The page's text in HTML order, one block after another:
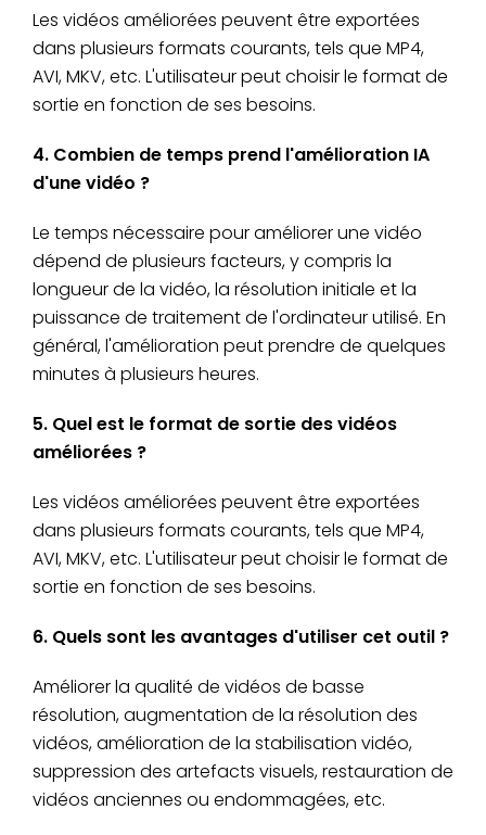
Les vidéos améliorées peuvent être exportées
dans plusieurs formats courants, tels que MP4,
AVI, MKV, etc. L'utilisateur peut choisir le format de
sortie en fonction de ses besoins.
4. Combien de temps prend l'amélioration IA
d'une vidéo ?
Le temps nécessaire pour améliorer une vidéo
dépend de plusieurs facteurs, y compris la
longueur de la vidéo, la résolution initiale et la
puissance de traitement de l'ordinateur utilisé. En
général, l'amélioration peut prendre de quelques
minutes à plusieurs heures.
5. Quel est le format de sortie des vidéos
améliorées ?
Les vidéos améliorées peuvent être exportées
dans plusieurs formats courants, tels que MP4,
AVI, MKV, etc. L'utilisateur peut choisir le format de
sortie en fonction de ses besoins.
6. Quels sont les avantages d'utiliser cet outil ?
Améliorer la qualité de vidéos de basse
résolution, augmentation de la résolution des
vidéos, amélioration de la stabilisation vidéo,
suppression des artefacts visuels, restauration de
vidéos anciennes ou endommagées, etc.